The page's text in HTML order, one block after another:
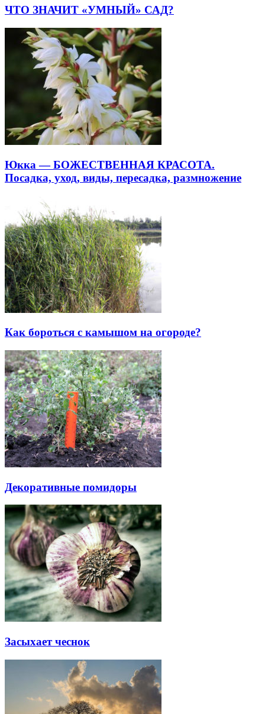
ЧТО ЗНАЧИТ «УМНЫЙ» САД?
Юкка — БОЖЕСТВЕННАЯ КРАСОТА.
Посадка, уход, виды, пересадка, размножение
Как бороться с камышом на огороде?
Декоративные помидоры
Засыхает чеснок